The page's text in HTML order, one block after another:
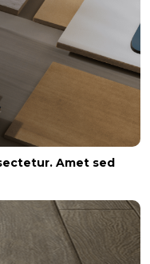
Amet sed